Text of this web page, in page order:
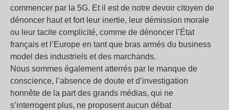
commencer par la 5G. Et il est de notre devoir citoyen de
dénoncer haut et fort leur inertie, leur démission morale
ou leur tacite complicité, comme de dénoncer l’État
français et l’Europe en tant que bras armés du business
model des industriels et des marchands.
Nous sommes également atterrés par le manque de
conscience, l’absence de doute et d’investigation
honnête de la part des grands médias, qui ne
s’interrogent plus, ne proposent aucun débat